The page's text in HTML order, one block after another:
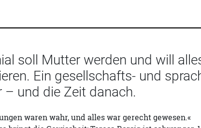
soll Mutter werden und will
Ein gesellschafts- und
– und die Zeit danach.
waren wahr, und alles war gerecht gewesen.«